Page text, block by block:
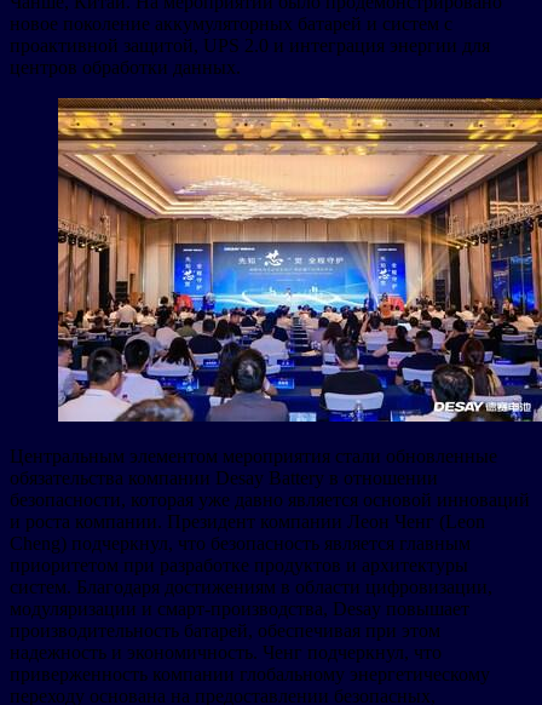
новое поколение аккумуляторных батарей и систем с
проактивной защитой, UPS 2.0 и интеграция энергии для
центров обработки данных.
Центральным элементом мероприятия стали обновленные
обязательства компании Desay Battery в отношении
безопасности, которая уже давно является основой инноваций
и роста компании. Президент компании Леон Ченг (Leon
Cheng) подчеркнул, что безопасность является главным
приоритетом при разработке продуктов и архитектуры
систем. Благодаря достижениям в области цифровизации,
модуляризации и смарт-производства, Desay повышает
производительность батарей, обеспечивая при этом
надежность и экономичность. Ченг подчеркнул, что
приверженность компании глобальному энергетическому
переходу основана на предоставлении безопасных,